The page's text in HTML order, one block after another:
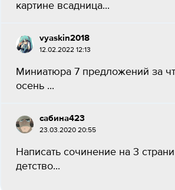
картине всадница...
vyaskin2018
12.02.2022 12:13
Миниатюра 7 предложений за
осень ​...
сабина423
23.03.2020 20:55
Написать сочинение на 3
детство...